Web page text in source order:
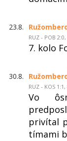
23.8.
RUZ - POB
7. kolo
30.8.
RUZ - KOS
Vo
privítal
tímami